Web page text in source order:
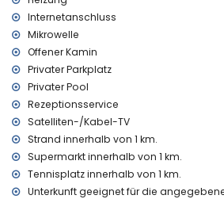
Zentralheizung
Einrichtungen und Dienstleistungen
Zusatzbett und Kinderbetten (auf
Sportmöglichkeiten
Tennis (innerhalb von 1000 Metern
Golf (innerhalb von 10 Kilometern
Internetanschluss
Mikrowelle
Offener Kamin
Privater Parkplatz
Privater Pool
Rezeptionsservice
Satelliten-/Kabel-TV
Strand innerhalb von 1 km.
Supermarkt innerhalb von 1 km.
Tennisplatz innerhalb von 1 km.
Unterkunft geeignet für die